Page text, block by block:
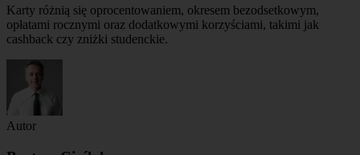
Karty różnią się oprocentowaniem, okresem bezodsetkowym,
opłatami rocznymi oraz dodatkowymi korzyściami, takimi jak
cashback czy zniżki studenckie.
Autor